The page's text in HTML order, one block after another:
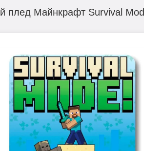
плед Майнкрафт Survival